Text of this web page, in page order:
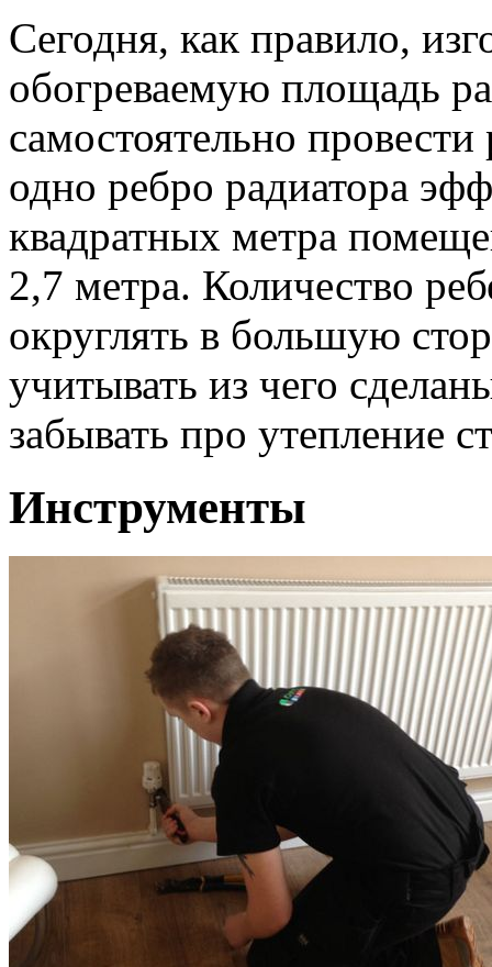
Сегодня, как правило,
обогреваемую площадь
самостоятельно
одно ребро радиатора
квадратных метра
2,7 метра. Количество
округлять в большую
учитывать из чего
забывать про утепление
Инструменты